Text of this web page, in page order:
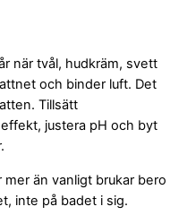
när tvål, hudkräm, svett
och binder luft. Det
Tillsätt
justera pH och byt
än vanligt brukar bero
inte på badet i sig.